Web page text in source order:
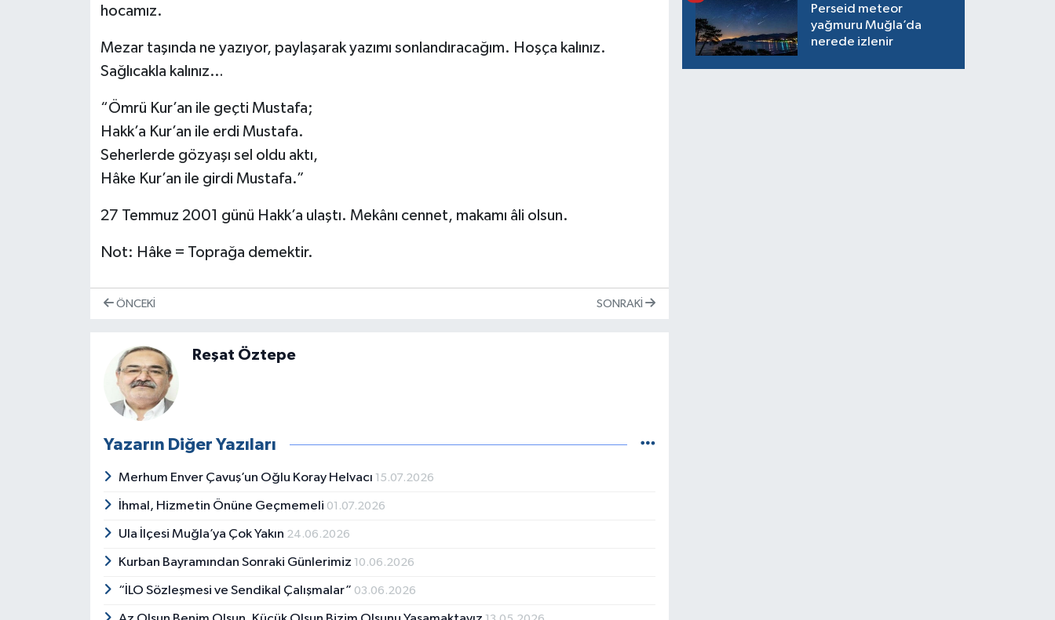
hocamız.
Mezar taşında ne yazıyor, paylaşarak yazımı sonlandıracağım. Hoşça kalınız.
Sağlıcakla kalınız…
“Ömrü Kur’an ile geçti Mustafa;
Hakk’a Kur’an ile erdi Mustafa.
Seherlerde gözyaşı sel oldu aktı,
Hâke Kur’an ile girdi Mustafa.”
27 Temmuz 2001 günü Hakk’a ulaştı. Mekânı cennet, makamı âli olsun.
Not: Hâke = Toprağa demektir.
ÖNCEKI SONRAKI
Reşat Öztepe
Yazarın Diğer Yazıları
Merhum Enver Çavuş’un Oğlu Koray Helvacı 15.07.2026
İhmal, Hizmetin Önüne Geçmemeli 01.07.2026
Ula İlçesi Muğla’ya Çok Yakın 24.06.2026
Kurban Bayramından Sonraki Günlerimiz 10.06.2026
“İLO Sözleşmesi ve Sendikal Çalışmalar” 03.06.2026
Perseid meteor
yağmuru Muğla’da
nerede izlenir